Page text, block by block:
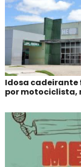
Idosa cadeirante
por motociclista,